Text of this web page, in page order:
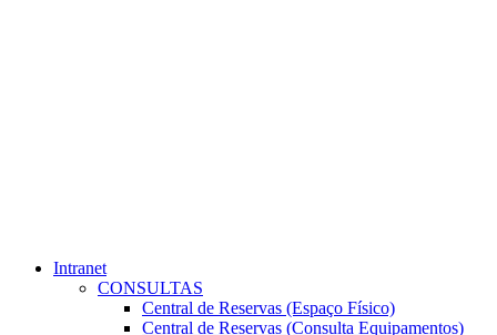
Intranet
CONSULTAS
Central de Reservas (Espaço Físico)
Central de Reservas (Consulta Equipamentos)